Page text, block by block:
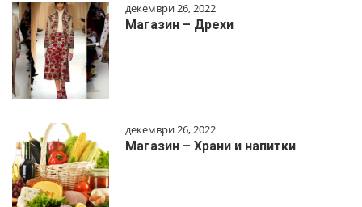
декември 26, 2022
Магазин – Дрехи
декември 26, 2022
Магазин – Храни и напитки